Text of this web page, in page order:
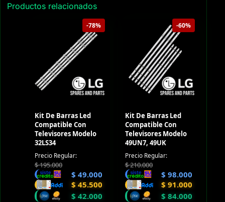
Productos relacionados
-78%
Kit De Barras Led
Compatible Con
Televisores Modelo
32LS34
Precio Regular:
$195.000
$ 49.000
$ 45.500
$ 42.000
-60%
Kit De Barras Led
Compatible Con
Televisores Modelo
49UN7, 49UK
Precio Regular:
$210.000
$ 98.000
$ 91.000
$ 84.000